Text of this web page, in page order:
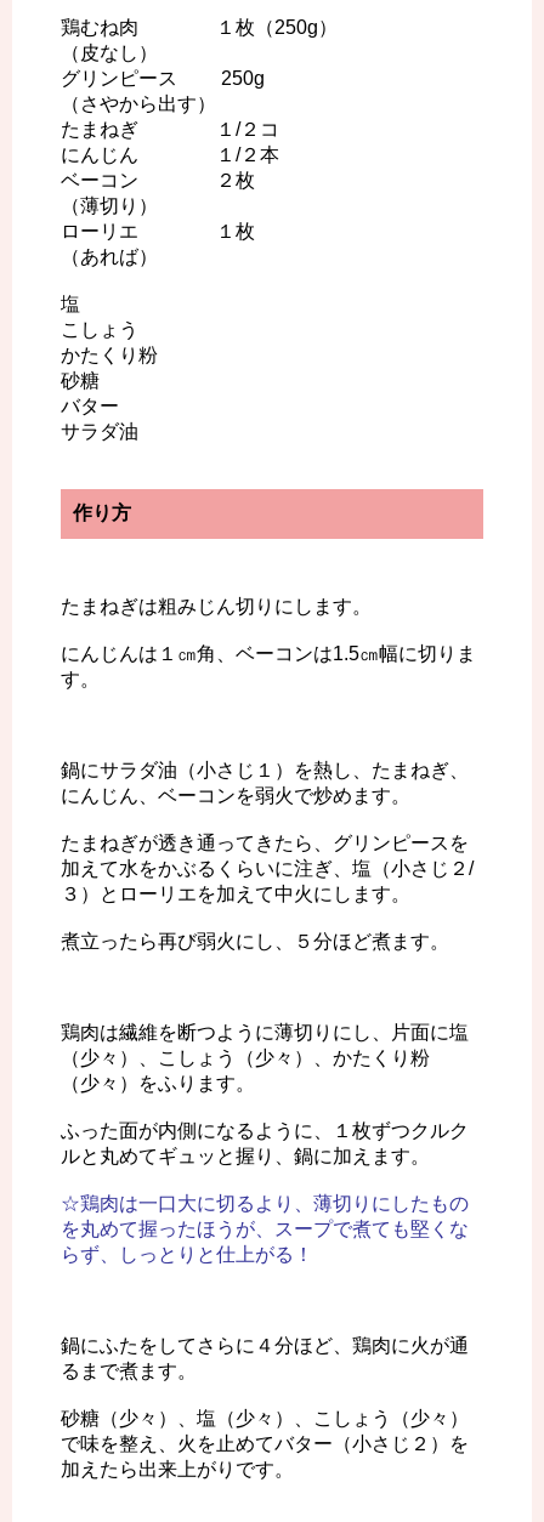
鶏むね肉 １枚（250g）
（皮なし）
グリンピース 250g
（さやから出す）
たまねぎ １/２コ
にんじん １/２本
ベーコン ２枚
（薄切り）
ローリエ １枚
（あれば）
塩
こしょう
かたくり粉
砂糖
バター
サラダ油
作り方
たまねぎは粗みじん切りにします。
にんじんは１㎝角、ベーコンは1.5㎝幅に切りま
す。
鍋にサラダ油（小さじ１）を熱し、たまねぎ、
にんじん、ベーコンを弱火で炒めます。
たまねぎが透き通ってきたら、グリンピースを
加えて水をかぶるくらいに注ぎ、塩（小さじ２/
３）とローリエを加えて中火にします。
煮立ったら再び弱火にし、５分ほど煮ます。
鶏肉は繊維を断つように薄切りにし、片面に塩
（少々）、こしょう（少々）、かたくり粉
（少々）をふります。
ふった面が内側になるように、１枚ずつクルク
ルと丸めてギュッと握り、鍋に加えます。
☆鶏肉は一口大に切るより、薄切りにしたもの
を丸めて握ったほうが、スープで煮ても堅くな
らず、しっとりと仕上がる！
鍋にふたをしてさらに４分ほど、鶏肉に火が通
るまで煮ます。
砂糖（少々）、塩（少々）、こしょう（少々）
で味を整え、火を止めてバター（小さじ２）を
加えたら出来上がりです。